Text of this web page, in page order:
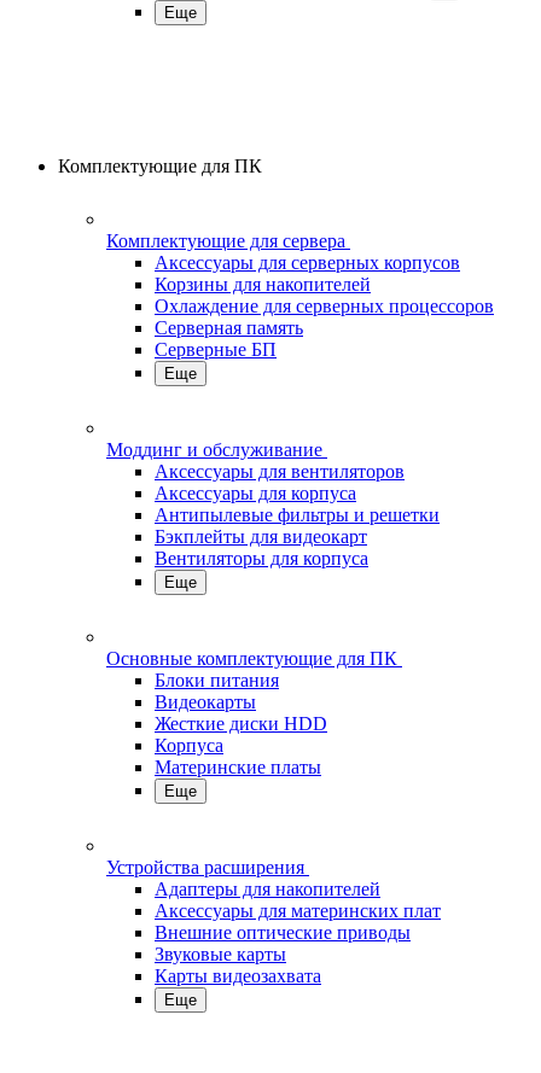
Еще
Комплектующие для ПК
Комплектующие для сервера
Аксессуары для серверных корпусов
Корзины для накопителей
Охлаждение для серверных процессоров
Серверная память
Серверные БП
Еще
Моддинг и обслуживание
Аксессуары для вентиляторов
Аксессуары для корпуса
Антипылевые фильтры и решетки
Бэкплейты для видеокарт
Вентиляторы для корпуса
Еще
Основные комплектующие для ПК
Блоки питания
Видеокарты
Жесткие диски HDD
Корпуса
Материнские платы
Еще
Устройства расширения
Адаптеры для накопителей
Аксессуары для материнских плат
Внешние оптические приводы
Звуковые карты
Карты видеозахвата
Еще